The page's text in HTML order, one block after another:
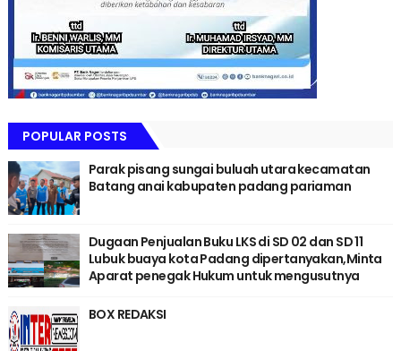
POPULAR POSTS
Parak pisang sungai buluah utara kecamatan
Batang anai kabupaten padang pariaman
Dugaan Penjualan Buku LKS di SD 02 dan SD 11
Lubuk buaya kota Padang dipertanyakan,Minta
Aparat penegak Hukum untuk mengusutnya
BOX REDAKSI